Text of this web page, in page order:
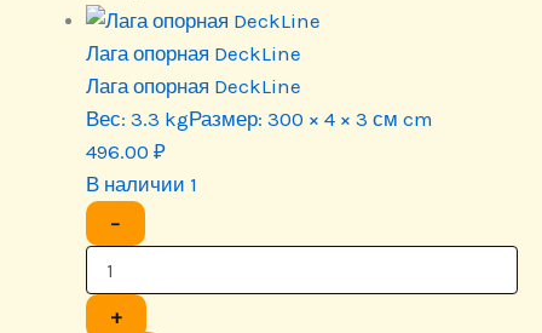
Лага опорная DeckLine
Лага опорная DeckLine
Вес: 3.3 kgРазмер: 300 × 4 × 3 см cm
496.00 ₽
В наличии 1
−
+